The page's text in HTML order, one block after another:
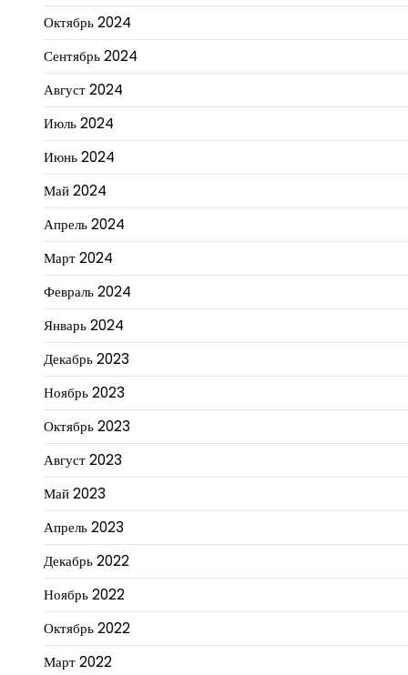
Октябрь 2024
Сентябрь 2024
Август 2024
Июль 2024
Июнь 2024
Май 2024
Апрель 2024
Март 2024
Февраль 2024
Январь 2024
Декабрь 2023
Ноябрь 2023
Октябрь 2023
Август 2023
Май 2023
Апрель 2023
Декабрь 2022
Ноябрь 2022
Октябрь 2022
Март 2022